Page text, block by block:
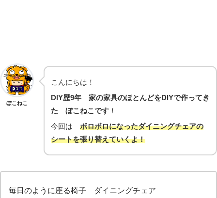
ぼこねこ
こんにちは！
DIY歴9年 家の家具のほとんどをDIYで作ってき
た ぼこねこです ！
今回は ボロボロになったダイニングチェアの
シートを張り替えていくよ！
毎日のように座る椅子 ダイニングチェア